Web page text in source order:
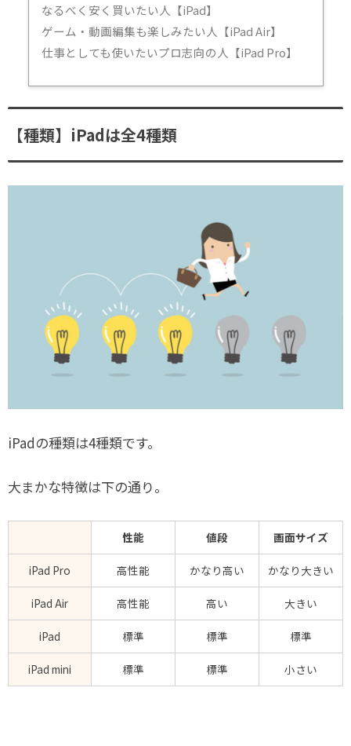
なるべく安く買いたい人【iPad】
ゲーム・動画編集も楽しみたい人【iPad Air】
仕事としても使いたいプロ志向の人【iPad Pro】
【種類】iPadは全4種類
iPadの種類は4種類です。
大まかな特徴は下の通り。
性能 値段 画面サイズ
iPad Pro 高性能 かなり高い かなり大きい
iPad Air 高性能 高い 大きい
iPad 標準 標準 標準
iPad mini 標準 標準 小さい